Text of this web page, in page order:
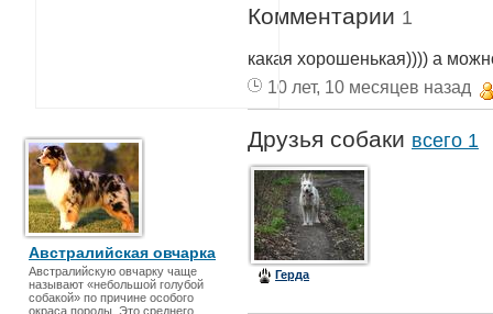
Австралийская овчарка
Австралийскую овчарку чаще
называют «небольшой голубой
собакой» по причине особого
окраса породы. Это среднего
Комментарии 1
какая хорошенькая)))) а
10 лет, 10 месяцев назад
Друзья собаки всего 1
Герда